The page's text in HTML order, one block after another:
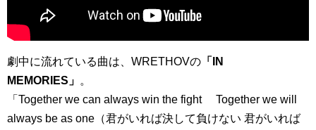
劇中に流れている曲は、WRETHOVの 「IN
MEMORIES」 。
「Together we can always win the fight Together we will
always be as one（君がいれば決して負けない 君がいれば